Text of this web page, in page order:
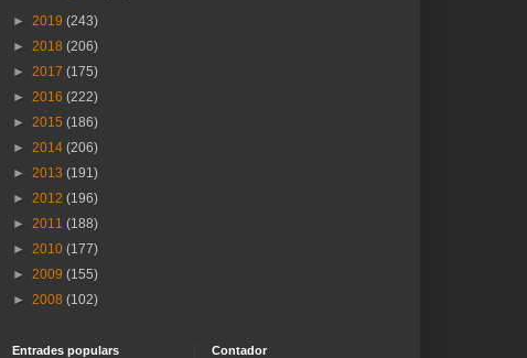
► 2019 (243)
► 2018 (206)
► 2017 (175)
► 2016 (222)
► 2015 (186)
► 2014 (206)
► 2013 (191)
► 2012 (196)
► 2011 (188)
► 2010 (177)
► 2009 (155)
► 2008 (102)
Entrades populars Contador